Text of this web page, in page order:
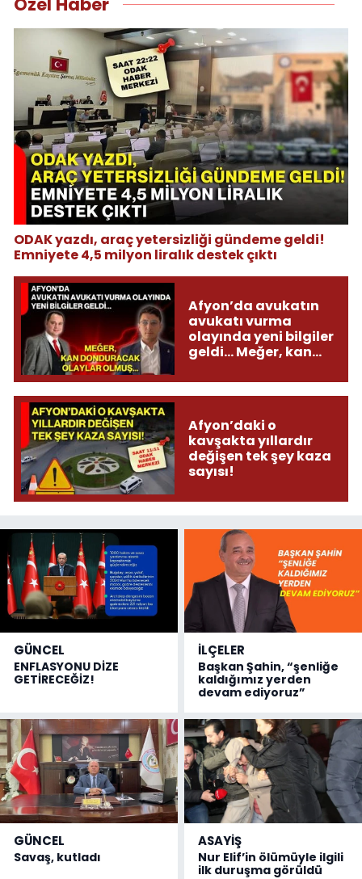
Özel Haber
ODAK yazdı, araç yetersizliği gündeme geldi!
Emniyete 4,5 milyon liralık destek çıktı
Afyon’da avukatın
avukatı vurma
olayında yeni bilgiler
geldi... Meğer, kan
olmuş...
Afyon’daki o
kavşakta yıllardır
değişen tek şey kaza
sayısı!
GÜNCEL
ENFLASYONU DİZE
GETİRECEĞİZ!
İLÇELER
Başkan Şahin, “şenliğe
kaldığımız yerden
devam ediyoruz”
GÜNCEL
Savaş, kutladı
ASAYİŞ
Nur Elif’in ölümüyle ilgili
ilk duruşma görüldü